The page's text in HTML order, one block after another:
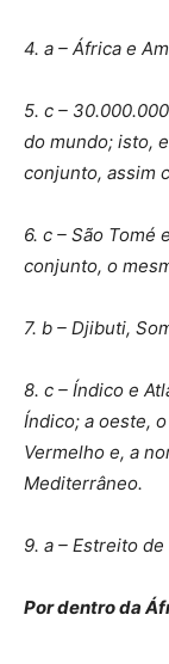
4. a – África e
5. c –
do mundo; isto,
conjunto, assim
6. c – São Tomé
conjunto, o
7. b – Djibuti,
8. c – Índico e
Índico; a oeste,
Vermelho e, a
Mediterrâneo.
9. a – Estreito
Por dentro da